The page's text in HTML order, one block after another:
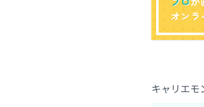
オンラ
キャリエモ